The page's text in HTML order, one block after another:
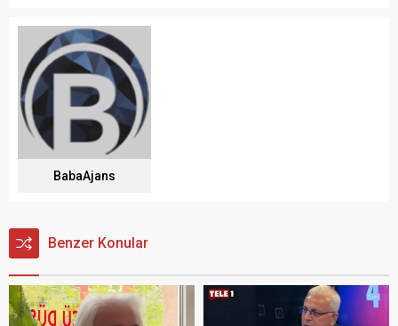
BabaAjans
Benzer Konular